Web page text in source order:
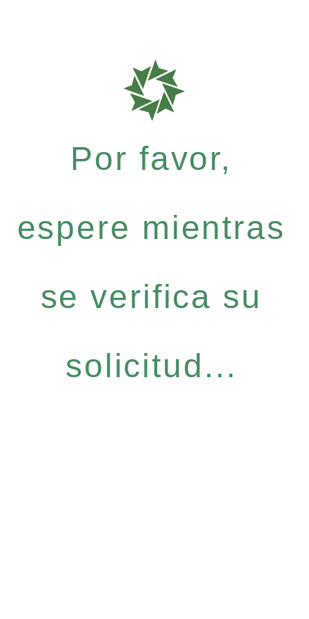
Por favor,
espere mientras
se verifica su
solicitud...